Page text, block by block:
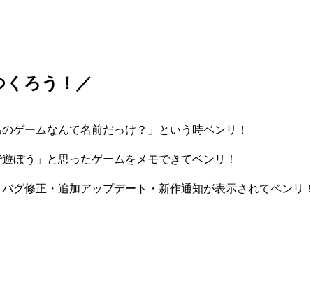
くろう！／
ゲームなんて名前だっけ？」という時ベンリ！
ぼう」と思ったゲームをメモできてベンリ！
グ修正・追加アップデート・新作通知が表示されてベンリ！